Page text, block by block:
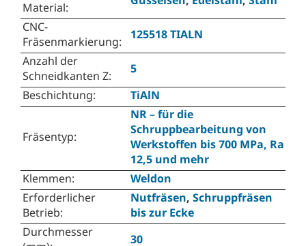
Material:
CNC-
Fräsenmarkierung:
125518 TIALN
Anzahl der
Schneidkanten Z:
5
Beschichtung: TiAlN
Fräsentyp:
NR – für die
Schruppbearbeitung von
Werkstoffen bis 700 MPa, Ra
12,5 und mehr
Klemmen:
Weldon
Erforderlicher
Betrieb:
Nutfräsen, Schruppfräsen
bis zur Ecke
Durchmesser
30